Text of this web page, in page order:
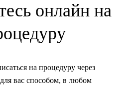
онлайн на
на процедуру через
вас способом, в любом